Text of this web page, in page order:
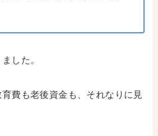
した。
費も老後資金も、それなりに見